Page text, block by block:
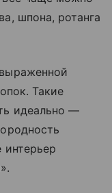
шпона, ротанга
Такие
идеально —
интерьер